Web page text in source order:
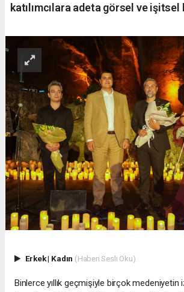
katılımcılara adeta görsel ve
Erkek| Kadın (Haberi Sesli Oku)
Binlerce yıllık geçmişiyle birçok medeniyetin